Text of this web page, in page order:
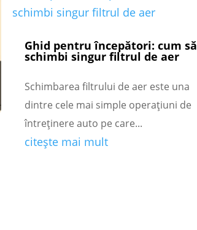
Ghid pentru începători: cum să
schimbi singur filtrul de aer
Schimbarea filtrului de aer este una
dintre cele mai simple operațiuni de
întreținere auto pe care...
citește mai mult